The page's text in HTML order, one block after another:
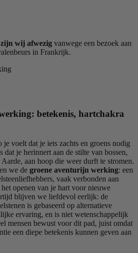
wij afwezig vanwege een bezoek aan
in Frankrijk.
betekenis, hartchakra
voelt dat je iets zachts en groens nodig
dat je herinnert aan de stilte van bossen,
aan hoop die weer durft te stromen.
we de groene aventurijn werking: een
vaak verbonden aan
openen van je hart voor nieuwe
blijven we liefdevol eerlijk: de
is gebaseerd op alternatieve
ervaring, en is niet wetenschappelijk
mensen bewust voor dit pad, juist omdat
een diepe betekenis kunnen geven aan